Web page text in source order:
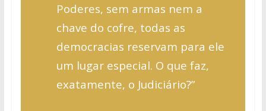
Poderes, sem armas nem a
chave do cofre, todas as
democracias reservam para ele
um lugar especial. O que faz,
exatamente, o Judiciário?”